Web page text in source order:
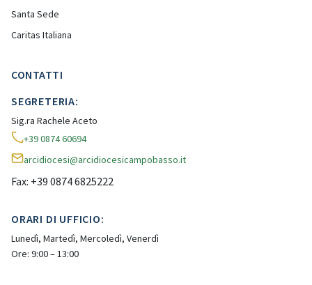
Santa Sede
Caritas Italiana
CONTATTI
SEGRETERIA:
Sig.ra Rachele Aceto
+39 0874 60694
arcidiocesi@arcidiocesicampobasso.it
Fax: +39 0874 6825222
ORARI DI UFFICIO:
Lunedì, Martedì, Mercoledì, Venerdì
Ore: 9:00 – 13:00